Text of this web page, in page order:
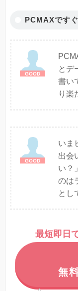
PCMAXです
とデ
書い
り楽
いま
出会
い？
のは
とし
最短即日
無